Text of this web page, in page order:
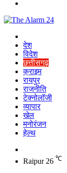
देश
विदेश
छत्तीसगढ़
क्राइम
रायपुर
राजनीति
टेक्नोलॉजी
व्यापार
खेल
मनोरंजन
हेल्थ
skin
Raipur 26 ℃